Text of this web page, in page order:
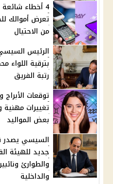
4 أخطاء
تعرض أموالك
من الاحتيال
الرئيس
بترقية اللواء
رتبة الفريق
توقعات
تغييرات
بعض المواليد
السيسي يصدر
جديد للهيئة
والطوارئ
والداخلية